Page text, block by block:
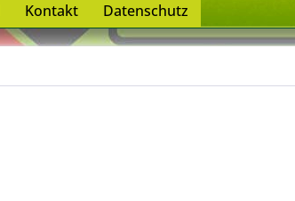
Kontakt Datenschutz